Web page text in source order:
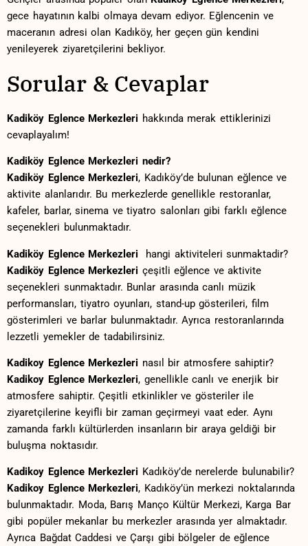
gece hayatının kalbi ‌olmaya devam ediyor.⁢ Eğlencenin ⁢ve‍
maceranın‍ adresi olan Kadıköy,⁢ her geçen gün kendini
yenileyerek ziyaretçilerini bekliyor.
Sorular & Cevaplar
Kadiköy Eglence Merkezleri hakkında merak ettiklerinizi
cevaplayalım!
Kadiköy Eglence Merkezleri nedir?
Kadiköy⁣ Eglence Merkezleri, Kadıköy’de‍ bulunan eğlence ve
aktivite alanlarıdır. Bu​ merkezlerde genellikle ‌restoranlar,
kafeler, barlar, sinema ve tiyatro salonları gibi farklı eğlence
seçenekleri⁣ bulunmaktadır.
Kadiköy Eglence Merkezleri ‌ hangi aktiviteleri ‌sunmaktadir?
Kadiköy Eglence Merkezleri çeşitli​ eğlence ve aktivite ​
seçenekleri sunmaktadır. ⁤Bunlar arasında canlı müzik
‌performansları, tiyatro⁣ oyunları, ⁢stand-up gösterileri, film
gösterimleri⁣ ve barlar bulunmaktadır. Ayrıca restoranlarında
‌lezzetli‌ yemekler​ de tadabilirsiniz.
Kadikoy Eglence Merkezleri nasıl ⁣bir atmosfere ​sahiptir?
Kadikoy Eglence Merkezleri, genellikle canlı ve enerjik bir
⁣atmosfere sahiptir. Çeşitli ⁣etkinlikler ​ve⁣ gösteriler ile
⁣ziyaretçilerine keyifli bir zaman ⁤geçirmeyi vaat eder. Aynı
zamanda farklı kültürlerden insanların ⁢bir araya geldiği bir
buluşma noktasıdır.
Kadikoy Eglence Merkezleri Kadıköy’de nerelerde bulunabilir?
Kadikoy⁤ Eglence Merkezleri, Kadıköy’ün merkezi noktalarında
⁢bulunmaktadır. Moda, Barış Manço Kültür ⁤Merkezi, ⁢Karga Bar
‍gibi⁢ popüler mekanlar​ bu merkezler ‌arasında yer almaktadır.
Ayrıca Bağdat Caddesi⁣ ve Çarşı gibi bölgeler⁢ de⁤ eğlence